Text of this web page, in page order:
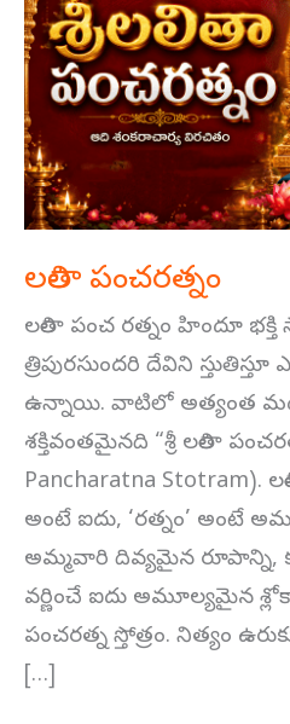
లలితా పంచరత్నం
లలితా పంచ రత్నం హిందూ
త్రిపురసుందరి దేవిని
ఉన్నాయి. వాటిలో అత్యంత
శక్తివంతమైనది “శ్రీ లలితా
Pancharatna Stotram).
అంటే ఐదు, ‘రత్నం’ అంటే
అమ్మవారి దివ్యమైన రూపాన్ని,
వర్ణించే ఐదు అమూల్యమైన
పంచరత్న స్తోత్రం. నిత్యం
[…]
పంచరత్నం